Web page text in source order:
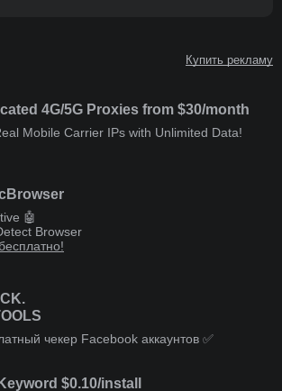
Купить рекламу
4G/5G Proxies from $30/month
Mobile Carrier IPs with Unlimited Data!
🤖
Browser
чекер Facebook аккаунтов ✅
$0.10/install